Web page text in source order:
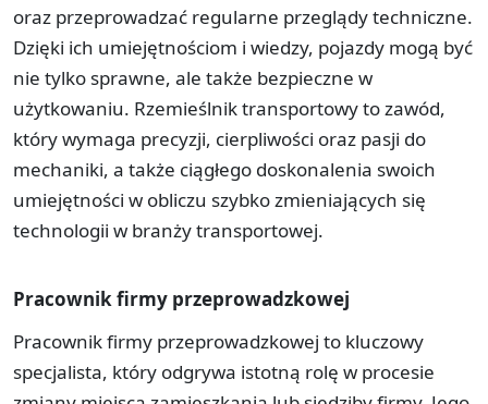
oraz przeprowadzać regularne przeglądy techniczne.
Dzięki ich umiejętnościom i wiedzy, pojazdy mogą być
nie tylko sprawne, ale także bezpieczne w
użytkowaniu. Rzemieślnik transportowy to zawód,
który wymaga precyzji, cierpliwości oraz pasji do
mechaniki, a także ciągłego doskonalenia swoich
umiejętności w obliczu szybko zmieniających się
technologii w branży transportowej.
Pracownik firmy przeprowadzkowej
Pracownik firmy przeprowadzkowej to kluczowy
specjalista, który odgrywa istotną rolę w procesie